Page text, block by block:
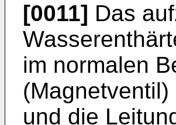
[0011] Das
im normalen
und die